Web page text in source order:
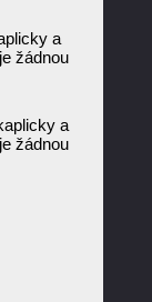
a
žádnou
a
žádnou